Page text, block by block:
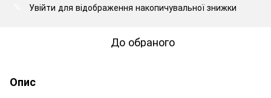
Увійти для відображення накопичувальної знижки
До обраного
Опис